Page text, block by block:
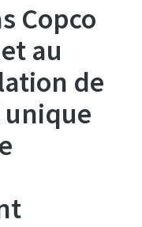
Copco
au
de
unique